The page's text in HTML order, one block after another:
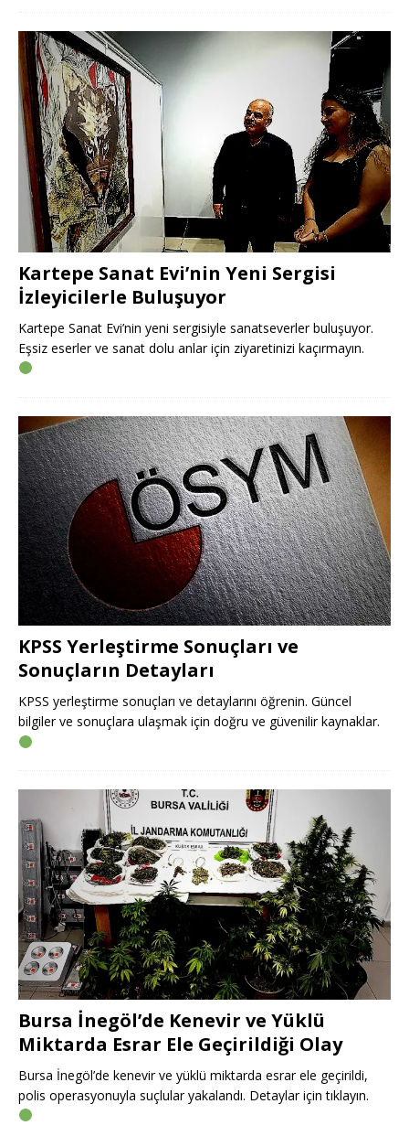
Kartepe Sanat Evi’nin Yeni Sergisi
İzleyicilerle Buluşuyor
Kartepe Sanat Evi’nin yeni sergisiyle sanatseverler buluşuyor.
Eşsiz eserler ve sanat dolu anlar için ziyaretinizi kaçırmayın.
KPSS Yerleştirme Sonuçları ve
Sonuçların Detayları
KPSS yerleştirme sonuçları ve detaylarını öğrenin. Güncel
bilgiler ve sonuçlara ulaşmak için doğru ve güvenilir kaynaklar.
Bursa İnegöl’de Kenevir ve Yüklü
Miktarda Esrar Ele Geçirildiği Olay
Bursa İnegöl’de kenevir ve yüklü miktarda esrar ele geçirildi,
polis operasyonuyla suçlular yakalandı. Detaylar için tıklayın.